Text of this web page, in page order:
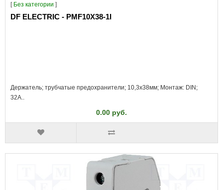
[ Без категории ]
DF ELECTRIC - PMF10X38-1I
Держатель; трубчатые предохранители; 10,3x38мм; Монтаж: DIN;
32А..
0.00 руб.